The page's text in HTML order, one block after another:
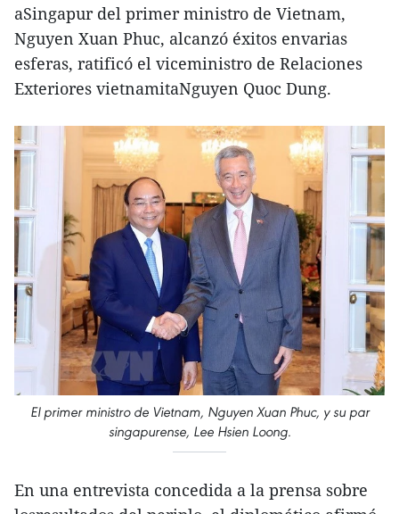
aSingapur del primer ministro de Vietnam,
Nguyen Xuan Phuc, alcanzó éxitos envarias
esferas, ratificó el viceministro de Relaciones
Exteriores vietnamitaNguyen Quoc Dung.
El primer ministro de Vietnam, Nguyen Xuan Phuc, y su par
singapurense, Lee Hsien Loong.
En una entrevista concedida a la prensa sobre